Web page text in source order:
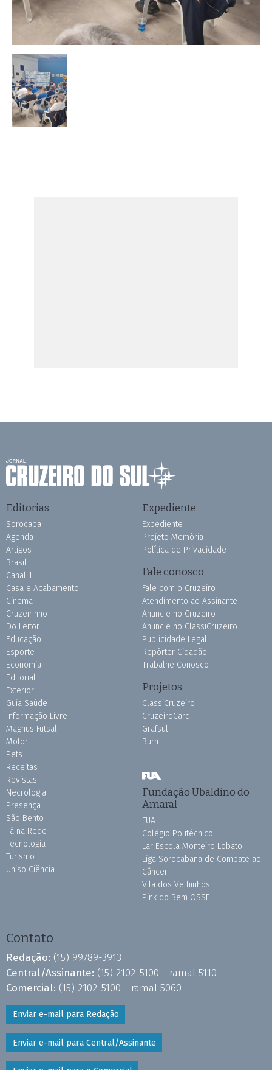
Editorias
Sorocaba
Agenda
Artigos
Brasil
Canal 1
Casa e Acabamento
Cinema
Cruzeirinho
Do Leitor
Educação
Esporte
Economia
Editorial
Exterior
Guia Saúde
Informação Livre
Magnus Futsal
Motor
Pets
Receitas
Revistas
Necrologia
Presença
São Bento
Tá na Rede
Tecnologia
Turismo
Uniso Ciência
Expediente
Expediente
Projeto Memória
Política de Privacidade
Fale conosco
Fale com o Cruzeiro
Atendimento ao Assinante
Anuncie no Cruzeiro
Anuncie no ClassiCruzeiro
Publicidade Legal
Repórter Cidadão
Trabalhe Conosco
Projetos
ClassiCruzeiro
CruzeiroCard
Grafsul
Burh
Fundação Ubaldino do
Amaral
FUA
Colégio Politécnico
Lar Escola Monteiro Lobato
Liga Sorocabana de Combate ao
Câncer
Vila dos Velhinhos
Pink do Bem OSSEL
Contato
Redação: (15) 99789-3913
Central/Assinante: (15) 2102-5100 - ramal 5110
Comercial: (15) 2102-5100 - ramal 5060
Enviar e-mail para Redação
Enviar e-mail para Central/Assinante